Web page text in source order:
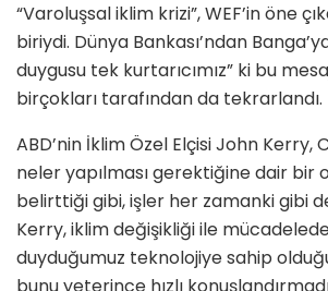
“Varoluşsal iklim krizi”, WEF’in öne
biriydi. Dünya Bankası’ndan
duygusu tek kurtarıcımız” ki bu
birçokları tarafından da tekrarlandı.
ABD’nin İklim Özel Elçisi John Kerry,
neler yapılması gerektiğine dair bir
belirttiği gibi, işler her zamanki gibi
Kerry, iklim değişikliği ile
duyduğumuz teknolojiye sahip